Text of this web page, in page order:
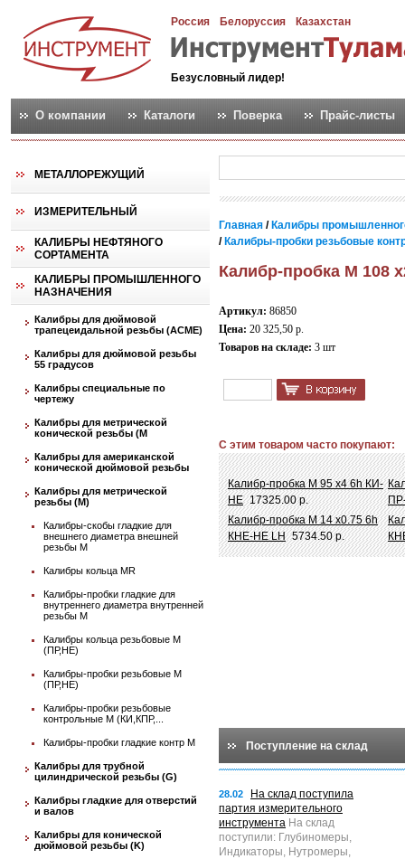
Россия Белоруссия Казахстан
Безусловный лидер!
О компании Каталоги Поверка Прайс-листы
МЕТАЛЛОРЕЖУЩИЙ
ИЗМЕРИТЕЛЬНЫЙ
КАЛИБРЫ НЕФТЯНОГО
СОРТАМЕНТА
КАЛИБРЫ ПРОМЫШЛЕННОГО
НАЗНАЧЕНИЯ
Калибры для дюймовой
трапецеидальной резьбы (АСМЕ)
Калибры для дюймовой резьбы
55 градусов
Калибры специальные по
чертежу
Калибры для метрической
конической резьбы (М
Калибры для американской
конической дюймовой резьбы
Калибры для метрической
резьбы (М)
Калибры-скобы гладкие для
внешнего диаметра внешней
резьбы М
Калибры кольца MR
Калибры-пробки гладкие для
внутреннего диаметра внутренней
резьбы М
Калибры кольца резьбовые М
(ПР,НЕ)
Калибры-пробки резьбовые М
(ПР,НЕ)
Калибры-пробки резьбовые
контрольные М (КИ,КПР,...
Калибры-пробки гладкие контр М
Калибры для трубной
цилиндрической резьбы (G)
Калибры гладкие для отверстий
и валов
Калибры для конической
дюймовой резьбы (K)
Главная / Калибры
/ Калибры-пробки резьбовые
Калибр-пробка М 108
Артикул: 86850
Цена: 20 325,50 р.
Товаров на складе: 3 шт
С этим товаром часто покупают:
Калибр-пробка М 95 х4 6h КИ-
НЕ 17325.00 р.
Калибр-пробка М 14 х0.75 6h
КНЕ-НЕ LH 5734.50 р.
Поступление на склад
28.02
На склад поступила
партия измерительного
инструмента На склад
поступили: Глубиномеры,
Индикаторы, Нутромеры,